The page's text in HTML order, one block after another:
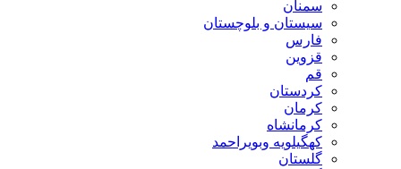
سمنان
سیستان و بلوچستان
فارس
قزوین
قم
کردستان
کرمان
کرمانشاه
کهگیلویه وبویراحمد
گلستان